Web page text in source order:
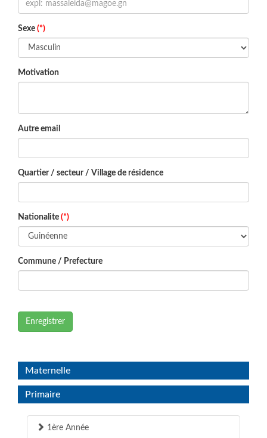
Sexe (*)
Motivation
Autre email
Quartier / secteur / Village de résidence
Nationalite (*)
Commune / Prefecture
Enregistrer
Maternelle
Primaire
1ère Année